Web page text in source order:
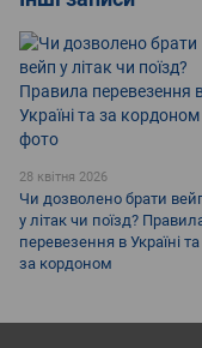
28 квітня 2026
Чи дозволено брати
у літак чи поїзд?
перевезення в Україні та
за кордоном